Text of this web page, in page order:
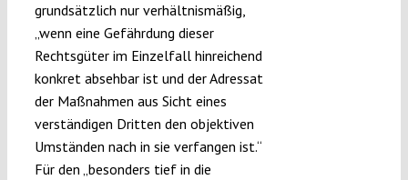
grundsätzlich nur verhältnismäßig,
„wenn eine Gefährdung dieser
Rechtsgüter im Einzelfall hinreichend
konkret absehbar ist und der Adressat
der Maßnahmen aus Sicht eines
verständigen Dritten den objektiven
Umständen nach in sie verfangen ist.“
Für den „besonders tief in die